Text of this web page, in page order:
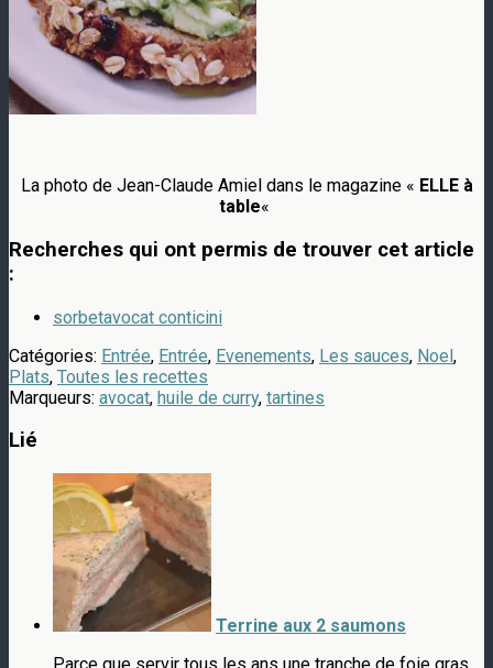
La photo de Jean-Claude Amiel dans le magazine « ELLE à
table«
Recherches qui ont permis de trouver cet article
:
sorbetavocat conticini
Catégories: Entrée, Entrée, Evenements, Les sauces, Noel,
Plats, Toutes les recettes
Marqueurs: avocat, huile de curry, tartines
Lié
Terrine aux 2 saumons